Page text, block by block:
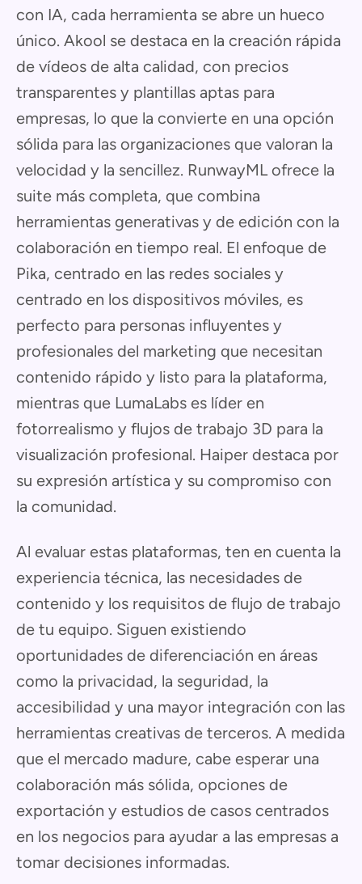
con IA, cada herramienta se abre un hueco
único. Akool se destaca en la creación rápida
de vídeos de alta calidad, con precios
transparentes y plantillas aptas para
empresas, lo que la convierte en una opción
sólida para las organizaciones que valoran la
velocidad y la sencillez. RunwayML ofrece la
suite más completa, que combina
herramientas generativas y de edición con la
colaboración en tiempo real. El enfoque de
Pika, centrado en las redes sociales y
centrado en los dispositivos móviles, es
perfecto para personas influyentes y
profesionales del marketing que necesitan
contenido rápido y listo para la plataforma,
mientras que LumaLabs es líder en
fotorrealismo y flujos de trabajo 3D para la
visualización profesional. Haiper destaca por
su expresión artística y su compromiso con
la comunidad.
Al evaluar estas plataformas, ten en cuenta la
experiencia técnica, las necesidades de
contenido y los requisitos de flujo de trabajo
de tu equipo. Siguen existiendo
oportunidades de diferenciación en áreas
como la privacidad, la seguridad, la
accesibilidad y una mayor integración con las
herramientas creativas de terceros. A medida
que el mercado madure, cabe esperar una
colaboración más sólida, opciones de
exportación y estudios de casos centrados
en los negocios para ayudar a las empresas a
tomar decisiones informadas.